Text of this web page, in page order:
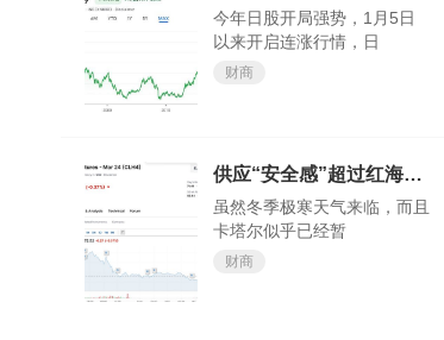
今年日股开局强势，1月5日
以来开启连涨行情，日
财商
供应“安全感”超过红海“危机感”？欧洲天然气价格大跌
虽然冬季极寒天气来临，而且
卡塔尔似乎已经暂
财商